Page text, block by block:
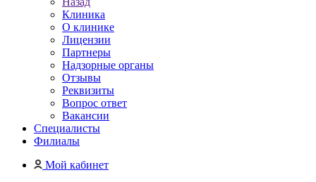
Клиника
О клинике
Лицензии
Партнеры
Надзорные органы
Отзывы
Реквизиты
Вопрос ответ
Вакансии
Специалисты
Филиалы
Мой кабинет